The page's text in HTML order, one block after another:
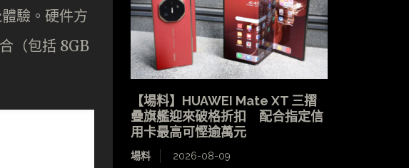
驗。硬件方
（包括 8GB
【場料】HUAWEI Mate XT 三摺
疊旗艦迎來破格折扣 配合指定信
用卡最高可慳逾萬元
場料 2026-08-09